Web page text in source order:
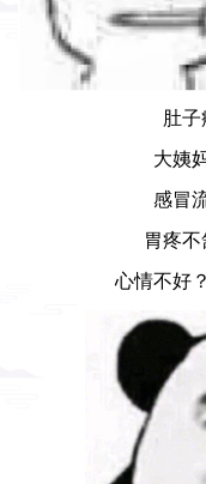
肚子
大姨
感冒
胃疼不
心情不好